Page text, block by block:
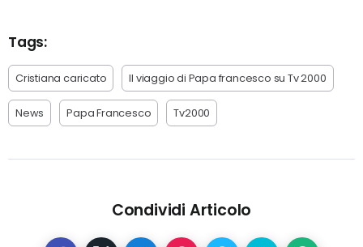
Tags:
Cristiana caricato Il viaggio di Papa francesco su Tv 2000
News Papa Francesco Tv2000
Condividi Articolo